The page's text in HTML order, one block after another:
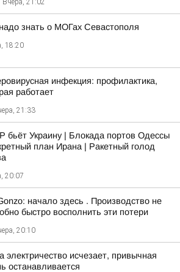
знать о МОГах Севастополя
18:20
инфекция: профилактика,
работает
21:33
бьёт Украину | Блокада портов Одессы
план Ирана | Ракетный голод
20:07
начало здесь . Производство не
быстро восполнить эти потери
20:10
электричество исчезает, привычная
останавливается